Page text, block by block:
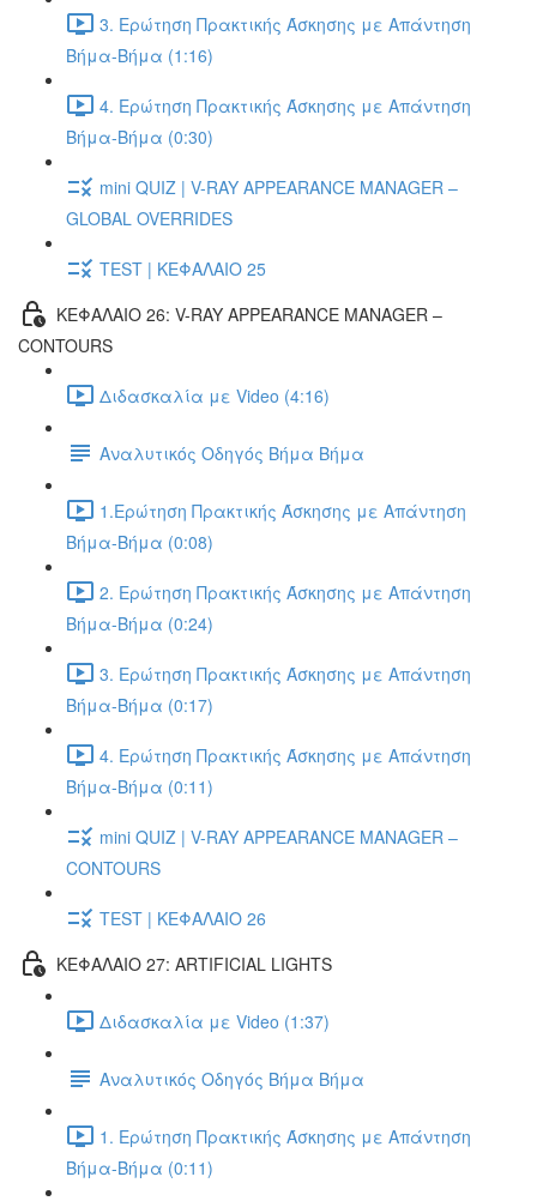
3. Ερώτηση Πρακτικής Άσκησης με Απάντηση
Βήμα-Βήμα (1:16)
4. Ερώτηση Πρακτικής Άσκησης με Απάντηση
Βήμα-Βήμα (0:30)
mini QUIZ | V-RAY APPEARANCE MANAGER –
GLOBAL OVERRIDES
TEST | ΚΕΦΑΛΑΙΟ 25
ΚΕΦΑΛΑΙΟ 26: V-RAY APPEARANCE MANAGER –
CONTOURS
Διδασκαλία με Video (4:16)
Αναλυτικός Οδηγός Βήμα Βήμα
1.Ερώτηση Πρακτικής Άσκησης με Απάντηση
Βήμα-Βήμα (0:08)
2. Ερώτηση Πρακτικής Άσκησης με Απάντηση
Βήμα-Βήμα (0:24)
3. Ερώτηση Πρακτικής Άσκησης με Απάντηση
Βήμα-Βήμα (0:17)
4. Ερώτηση Πρακτικής Άσκησης με Απάντηση
Βήμα-Βήμα (0:11)
mini QUIZ | V-RAY APPEARANCE MANAGER –
CONTOURS
TEST | ΚΕΦΑΛΑΙΟ 26
ΚΕΦΑΛΑΙΟ 27: ARTIFICIAL LIGHTS
Διδασκαλία με Video (1:37)
Αναλυτικός Οδηγός Βήμα Βήμα
1. Ερώτηση Πρακτικής Άσκησης με Απάντηση
Βήμα-Βήμα (0:11)